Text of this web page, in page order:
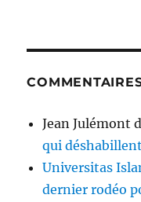
Jean Julémont
qui
Universitas
dernier rodéo